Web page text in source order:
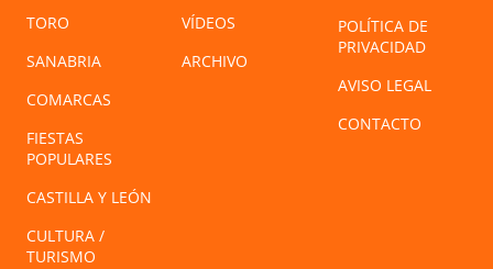
TORO
SANABRIA
COMARCAS
FIESTAS
POPULARES
CASTILLA Y LEÓN
CULTURA /
TURISMO
VÍDEOS
ARCHIVO
POLÍTICA DE
PRIVACIDAD
AVISO LEGAL
CONTACTO